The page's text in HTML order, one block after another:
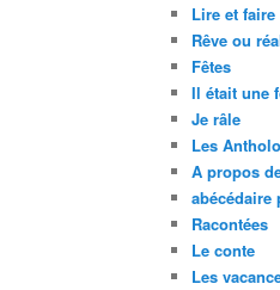
Lire et
Rêve ou
Fêtes
Il était une
Je râle
Les
A propos
abécédaire
Racontées
Le conte
Les